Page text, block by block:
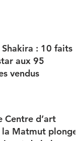
: 10 faits
aux 95
vendus
Centre d’art
Matmut plonge